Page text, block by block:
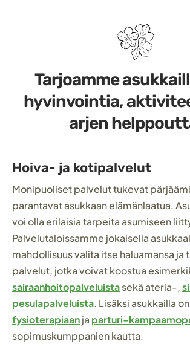
Tarjoamme
hyvinvointia,
arjen
Hoiva- ja kotipalvelut
Monipuoliset palvelut tukevat
parantavat asukkaan elämänlaatua.
voi olla erilaisia tarpeita asumiseen
Palvelutaloissamme jokaisella
mahdollisuus valita itse haluamansa ja
palvelut, jotka voivat koostua
sairaanhoitopalveluistasekä ateria-,
pesulapalveluista. Lisäksi asukkailla
fysioterapiaanja parturi-
sopimuskumppanien kautta.